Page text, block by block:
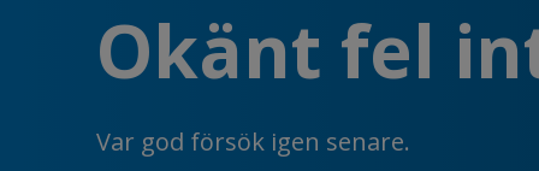
Okänt fel
Var god försök igen senare.